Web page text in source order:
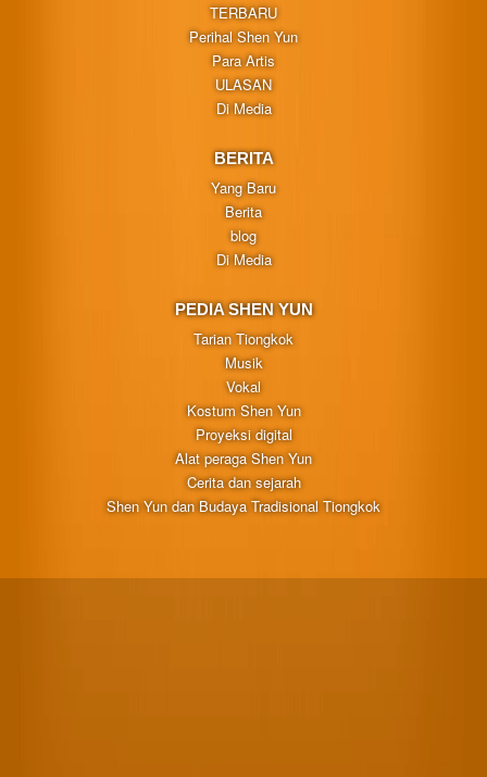
TERBARU
Perihal Shen Yun
Para Artis
ULASAN
Di Media
BERITA
Yang Baru
Berita
blog
Di Media
PEDIA SHEN YUN
Tarian Tiongkok
Musik
Vokal
Kostum Shen Yun
Proyeksi digital
Alat peraga Shen Yun
Cerita dan sejarah
Shen Yun dan Budaya Tradisional Tiongkok